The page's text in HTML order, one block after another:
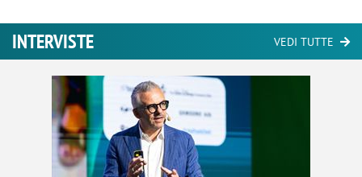
INTERVISTE VEDI TUTTE